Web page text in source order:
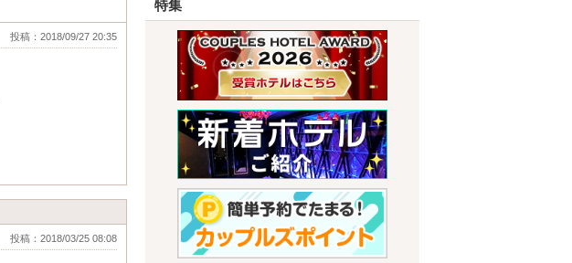
投稿：2018/09/27 20:35
投稿：2018/03/25 08:08
特集